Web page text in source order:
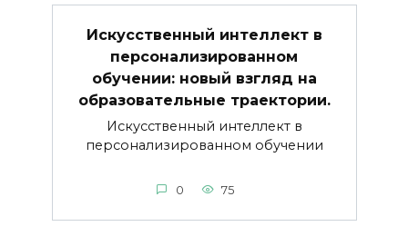
Искусственный интеллект в
персонализированном
обучении: новый взгляд на
образовательные траектории.
Искусственный интеллект в
персонализированном обучении
0 75